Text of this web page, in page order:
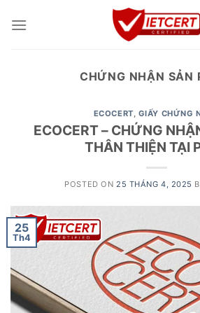
CHỨNG NHẬN SẢN
ECOCERT, GIẤY CHỨNG
ECOCERT – CHỨNG
THÂN THIỆN TẠI
POSTED ON 25 THÁNG 4, 2025
25
Th4